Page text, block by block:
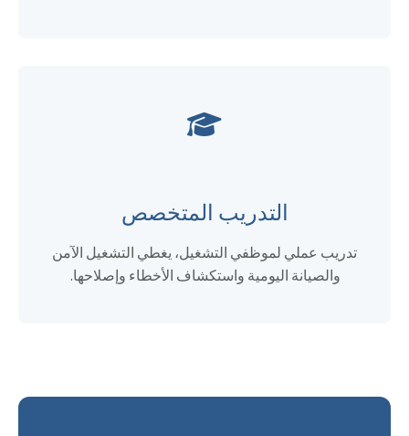
التدريب المتخصص
تدريب عملي لموظفي التشغيل، يغطي التشغيل الآمن
والصيانة اليومية واستكشاف الأخطاء وإصلاحها.